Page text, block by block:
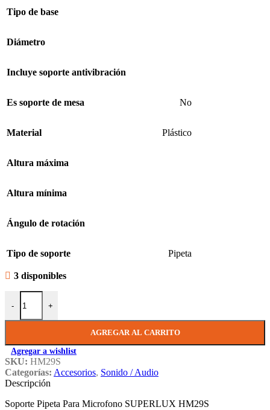
Tipo de base
Diámetro
Incluye soporte antivibración
Es soporte de mesa No
Material Plástico
Altura máxima
Altura mínima
Ángulo de rotación
Tipo de soporte Pipeta
3 disponibles
-
Pipeta Microfono Inalambrico HM29S SUPERLUX cantidad
+
AGREGAR AL CARRITO
Agregar a wishlist
SKU: HM29S
Categorías: Accesorios, Sonido / Audio
Descripción
Soporte Pipeta Para Microfono SUPERLUX HM29S